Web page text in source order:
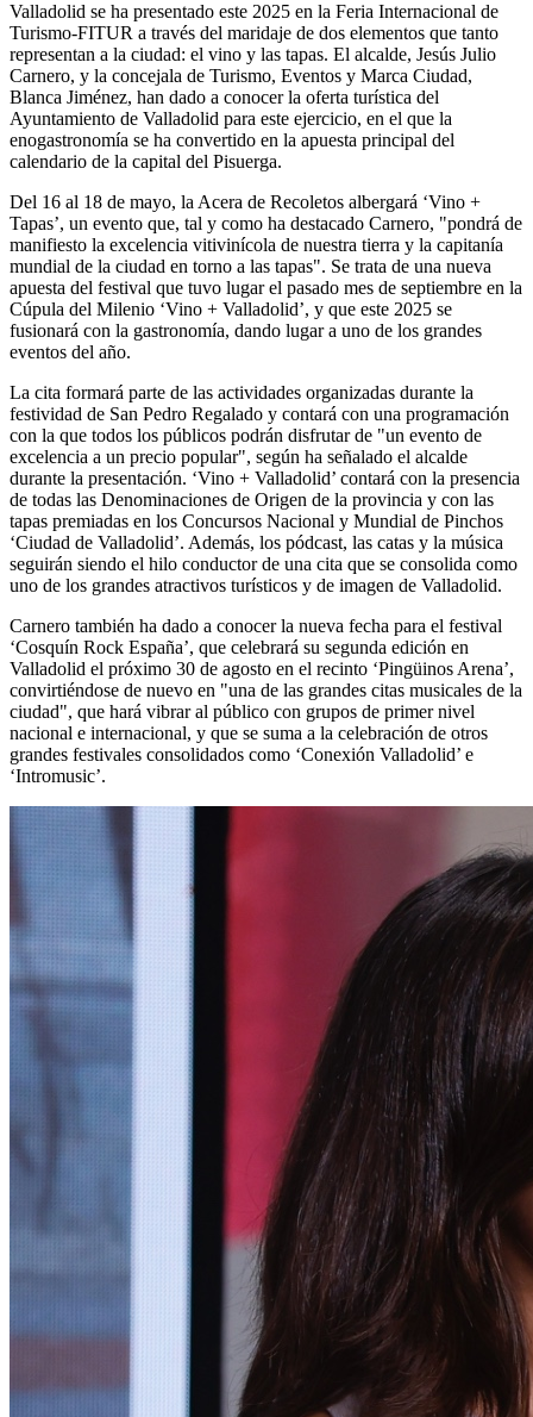
Valladolid se ha presentado este 2025 en la Feria Internacional de
Turismo-FITUR a través del maridaje de dos elementos que tanto
representan a la ciudad: el vino y las tapas. El alcalde, Jesús Julio
Carnero, y la concejala de Turismo, Eventos y Marca Ciudad,
Blanca Jiménez, han dado a conocer la oferta turística del
Ayuntamiento de Valladolid para este ejercicio, en el que la
enogastronomía se ha convertido en la apuesta principal del
calendario de la capital del Pisuerga.
Del 16 al 18 de mayo, la Acera de Recoletos albergará ‘Vino +
Tapas’, un evento que, tal y como ha destacado Carnero, "pondrá de
manifiesto la excelencia vitivinícola de nuestra tierra y la capitanía
mundial de la ciudad en torno a las tapas". Se trata de una nueva
apuesta del festival que tuvo lugar el pasado mes de septiembre en la
Cúpula del Milenio ‘Vino + Valladolid’, y que este 2025 se
fusionará con la gastronomía, dando lugar a uno de los grandes
eventos del año.
La cita formará parte de las actividades organizadas durante la
festividad de San Pedro Regalado y contará con una programación
con la que todos los públicos podrán disfrutar de "un evento de
excelencia a un precio popular", según ha señalado el alcalde
durante la presentación. ‘Vino + Valladolid’ contará con la presencia
de todas las Denominaciones de Origen de la provincia y con las
tapas premiadas en los Concursos Nacional y Mundial de Pinchos
‘Ciudad de Valladolid’. Además, los pódcast, las catas y la música
seguirán siendo el hilo conductor de una cita que se consolida como
uno de los grandes atractivos turísticos y de imagen de Valladolid.
Carnero también ha dado a conocer la nueva fecha para el festival
‘Cosquín Rock España’, que celebrará su segunda edición en
Valladolid el próximo 30 de agosto en el recinto ‘Pingüinos Arena’,
convirtiéndose de nuevo en "una de las grandes citas musicales de la
ciudad", que hará vibrar al público con grupos de primer nivel
nacional e internacional, y que se suma a la celebración de otros
grandes festivales consolidados como ‘Conexión Valladolid’ e
‘Intromusic’.